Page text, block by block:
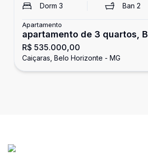
Dorm 3 Ban2
Apartamento
apartamento de 3 quartos,
Belo Horizonte
R$ 535.000,00
Caiçaras, Belo Horizonte - MG